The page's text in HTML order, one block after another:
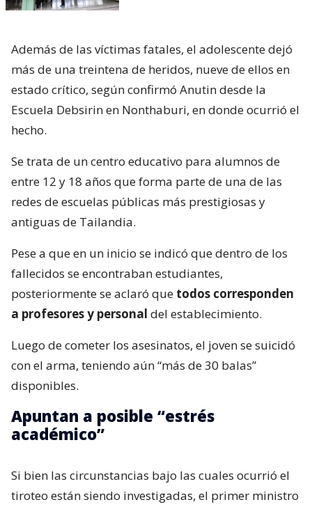
Además de las víctimas fatales, el adolescente dejó
más de una treintena de heridos, nueve de ellos en
estado crítico, según confirmó Anutin desde la
Escuela Debsirin en Nonthaburi, en donde ocurrió el
hecho.
Se trata de un centro educativo para alumnos de
entre 12 y 18 años que forma parte de una de las
redes de escuelas públicas más prestigiosas y
antiguas de Tailandia.
Pese a que en un inicio se indicó que dentro de los
fallecidos se encontraban estudiantes,
posteriormente se aclaró que todos corresponden
a profesores y personal del establecimiento.
Luego de cometer los asesinatos, el joven se suicidó
con el arma, teniendo aún “más de 30 balas”
disponibles.
Apuntan a posible “estrés
académico”
Si bien las circunstancias bajo las cuales ocurrió el
tiroteo están siendo investigadas, el primer ministro